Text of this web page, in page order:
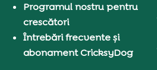
Programul nostru pentru
crescători
Întrebări frecvente și
abonament CricksyDog